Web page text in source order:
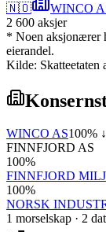
🇳🇴
WINCO
2 600 aksjer
* Noen aksjonærer
eierandel.
Kilde: Skatteetaten
WINCO AS100% ↓
FINNFJORD AS
100%
FINNFJORD
100%
NORSK
1 morselskap · 2